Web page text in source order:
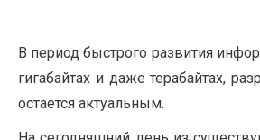
В период быстрого развития
гигабайтах и даже терабайтах,
остается актуальным.